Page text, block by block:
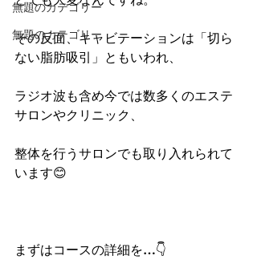
無題のカテゴリー
無題のカテゴリー
その反面、キャビテーションは「切ら
ない脂肪吸引」ともいわれ、
ラジオ波も含め今では数多くのエステ
サロンやクリニック、
整体を行うサロンでも取り入れられて
います😊
まずはコースの詳細を…👇